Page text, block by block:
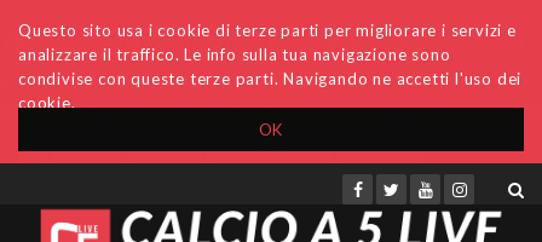
OK
Questo sito usa i cookie di terze parti per migliorare i servizi e
analizzare il traffico. Le info sulla tua navigazione sono
condivise con queste terze parti. Navigando ne accetti l'uso dei
cookie.
Accedi Archivio Invio comunicati Redazione